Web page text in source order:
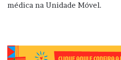
médica na Unidade Móvel.